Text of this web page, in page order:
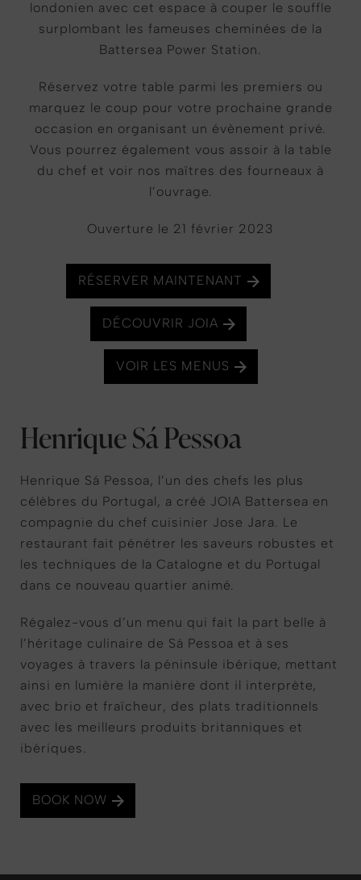
londonien avec cet espace à couper le souffle
surplombant les fameuses cheminées de la
Battersea Power Station.
Réservez votre table parmi les premiers ou
marquez le coup pour votre prochaine grande
occasion en organisant un évènement privé.
Vous pourrez également vous assoir à la table
du chef et voir nos maîtres des fourneaux à
l’ouvrage.
Ouverture le 21 février 2023
RÉSERVER MAINTENANT
DÉCOUVRIR JOIA
VOIR LES MENUS
Henrique Sá Pessoa
Henrique Sá Pessoa, l’un des chefs les plus
célèbres du Portugal, a créé JOIA Battersea en
compagnie du chef cuisinier Jose Jara. Le
restaurant fait pénétrer les saveurs robustes et
les techniques de la Catalogne et du Portugal
dans ce nouveau quartier animé.
Régalez-vous d’un menu qui fait la part belle à
l’héritage culinaire de Sá Pessoa et à ses
voyages à travers la péninsule ibérique, mettant
ainsi en lumière la manière dont il interprète,
avec brio et fraîcheur, des plats traditionnels
avec les meilleurs produits britanniques et
ibériques.
BOOK NOW